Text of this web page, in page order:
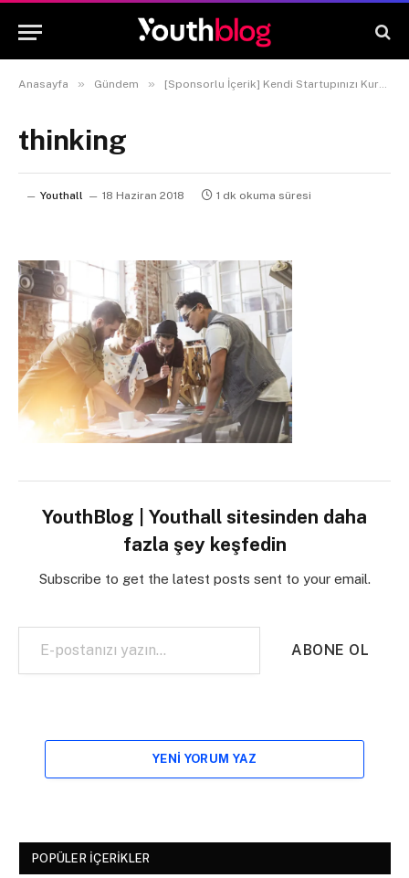
Anasayfa » Gündem » [Sponsorlu İçerik] Kendi Startupınızı Kurmanız İçin 5 Mükemmel Neden!
thinking
Youthall 18 Haziran 2018 1 dk okuma süresi
YouthBlog | Youthall sitesinden daha
fazla şey keşfedin
Subscribe to get the latest posts sent to your email.
E-postanızı yazın…
ABONE OL
YENI YORUM YAZ
POPÜLER İÇERIKLER